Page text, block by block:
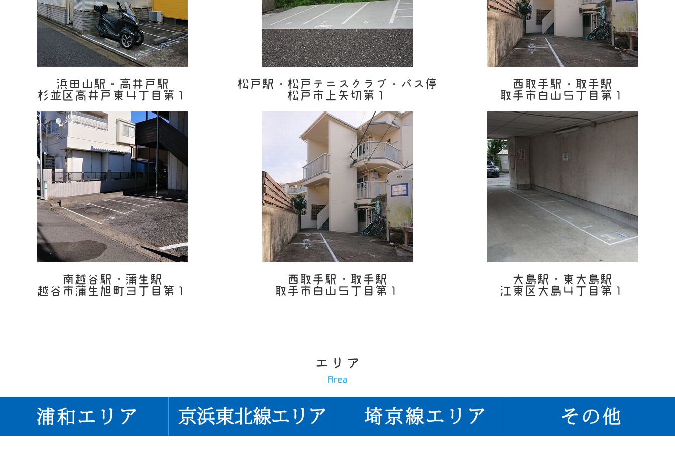
浜田山駅・高井戸駅
杉並区高井戸東４丁目第１
松戸駅・松戸テニスクラブ・バス停
松戸市上矢切第１
西取手駅・取手駅
取手市白山５丁目第１
南越谷駅・蒲生駅
越谷市蒲生旭町３丁目第１
西取手駅・取手駅
取手市白山５丁目第１
大島駅・東大島駅
江東区大島４丁目第１
エリア
Area